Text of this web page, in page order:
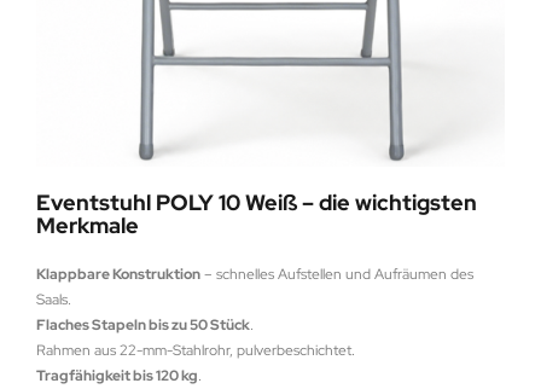
Eventstuhl POLY 10 Weiß – die wichtigsten
Merkmale
Klappbare Konstruktion– schnelles Aufstellen und Aufräumen des
Saals.
Flaches Stapeln bis zu 50 Stück.
Rahmen aus 22-mm-Stahlrohr, pulverbeschichtet.
Tragfähigkeit bis 120 kg.